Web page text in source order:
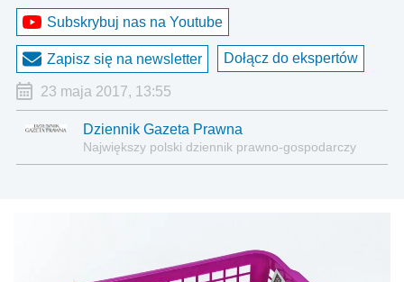
Subskrybuj nas na Youtube
Zapisz się na newsletter Dołącz do ekspertów
23 maja 2017, 13:55
Dziennik Gazeta Prawna
Największy polski dziennik prawno-gospodarczy